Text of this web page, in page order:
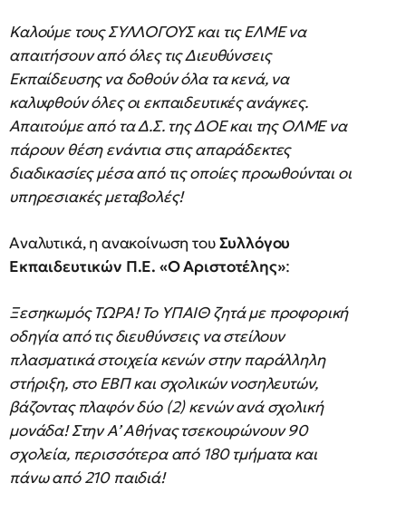
Καλούμε τους ΣΥΛΛΟΓΟΥΣ και τις ΕΛΜΕ να
απαιτήσουν από όλες τις Διευθύνσεις
Εκπαίδευσης να δοθούν όλα τα κενά, να
καλυφθούν όλες οι εκπαιδευτικές ανάγκες.
Απαιτούμε από τα Δ.Σ. της ΔΟΕ και της ΟΛΜΕ να
πάρουν θέση ενάντια στις απαράδεκτες
διαδικασίες μέσα από τις οποίες προωθούνται οι
υπηρεσιακές μεταβολές!
Αναλυτικά, η ανακοίνωση τουΣυλλόγου
Εκπαιδευτικών Π.Ε. «Ο Αριστοτέλης»:
Ξεσηκωμός ΤΩΡΑ! Το ΥΠΑΙΘ ζητά με προφορική
οδηγία από τις διευθύνσεις να στείλουν
πλασματικά στοιχεία κενών στην παράλληλη
στήριξη, στο ΕΒΠ και σχολικών νοσηλευτών,
βάζοντας πλαφόν δύο (2) κενών ανά σχολική
μονάδα! Στην Α’ Αθήνας τσεκουρώνουν 90
σχολεία, περισσότερα από 180 τμήματα και
πάνω από 210 παιδιά!